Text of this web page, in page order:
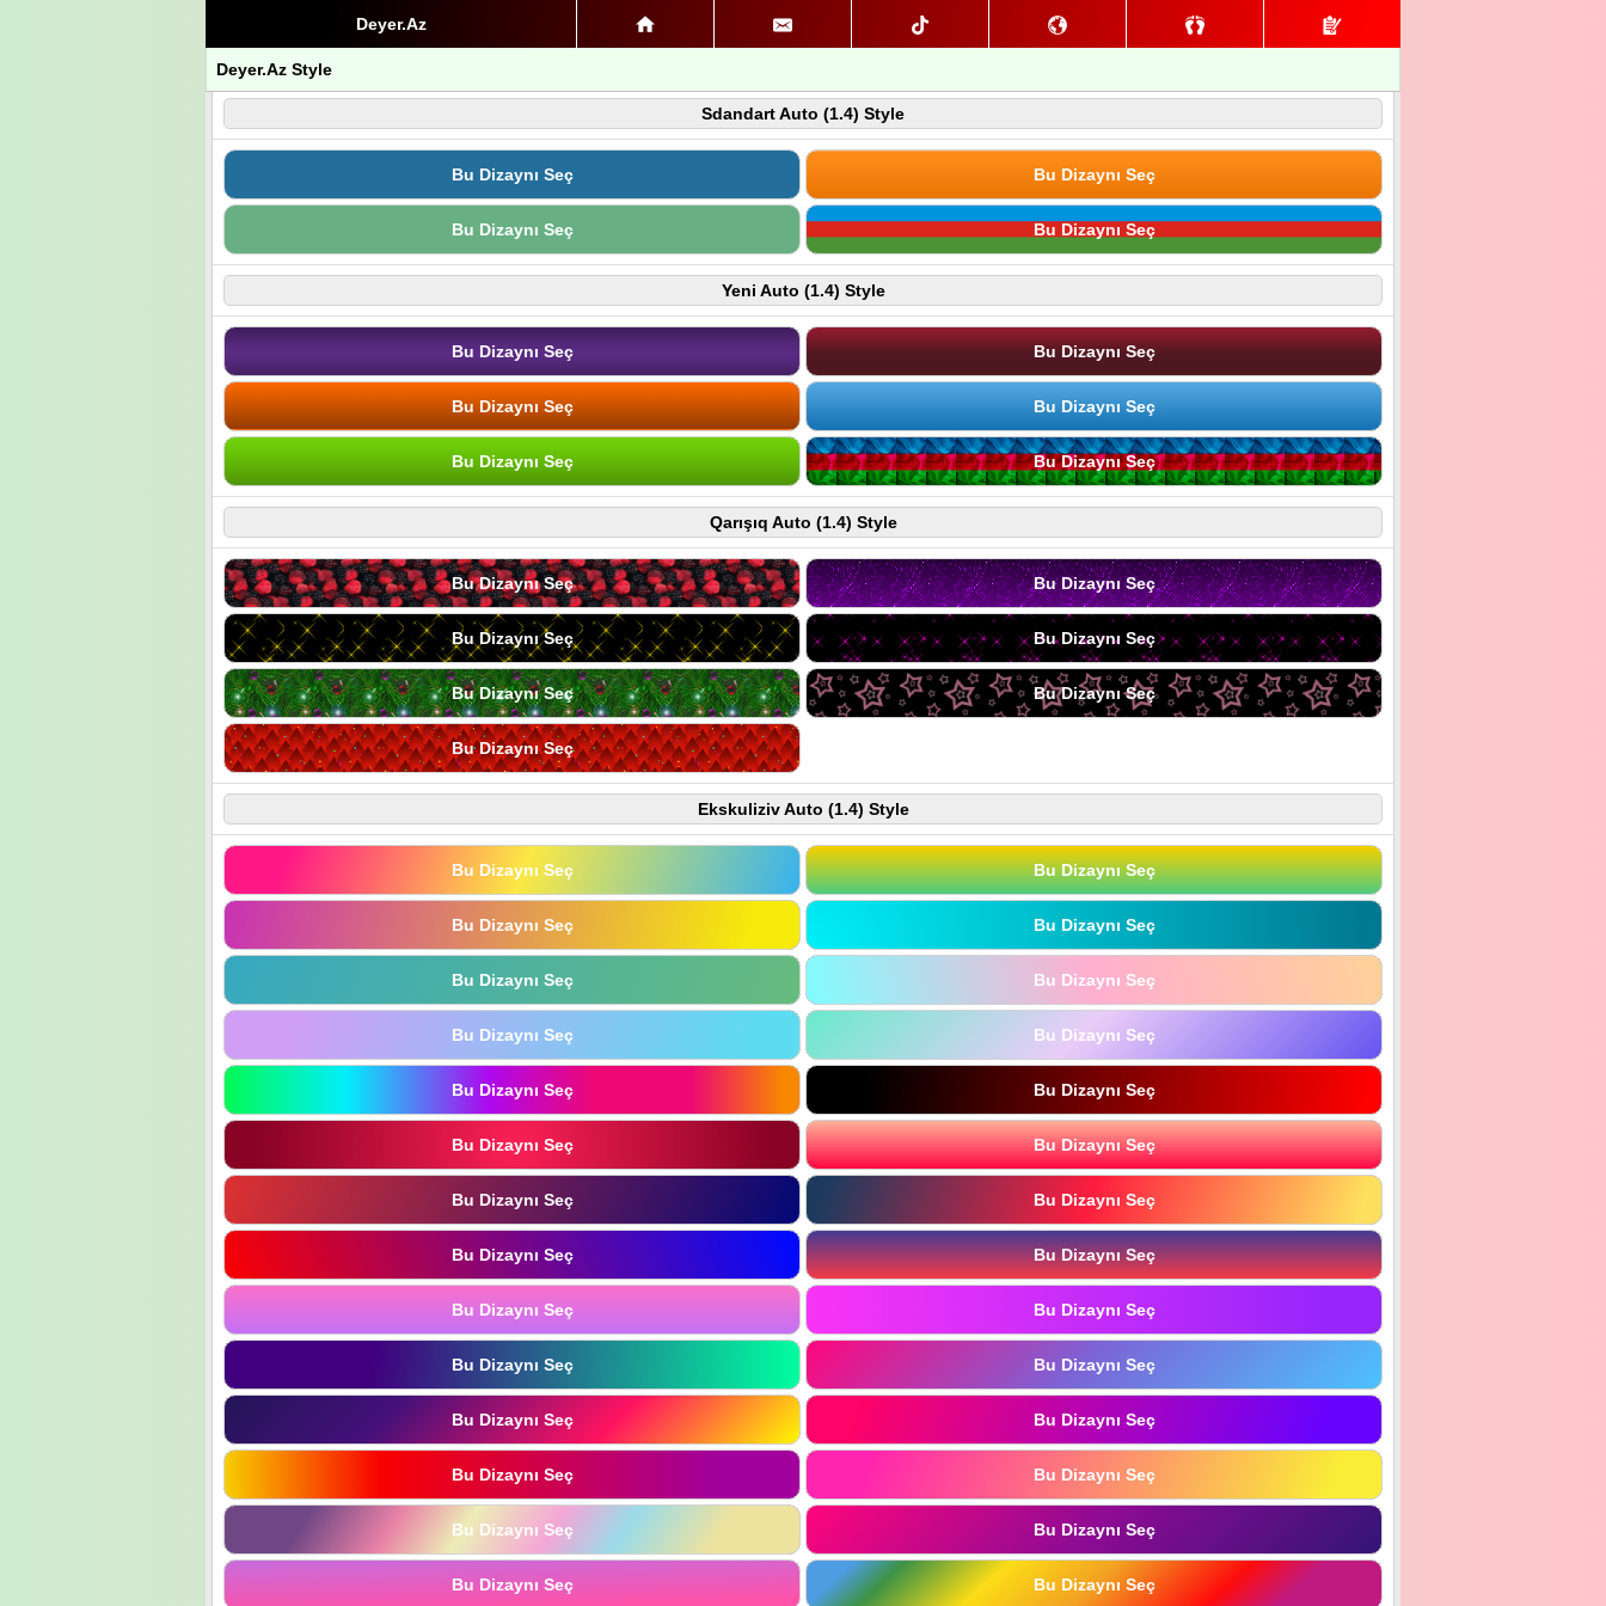
Deyer.Az
Deyer.Az Style
Sdandart Auto (1.4) Style
Bu Dizaynı Seç Bu Dizaynı Seç
Bu Dizaynı Seç Bu Dizaynı Seç
Yeni Auto (1.4) Style
Bu Dizaynı Seç Bu Dizaynı Seç
Bu Dizaynı Seç Bu Dizaynı Seç
Bu Dizaynı Seç Bu Dizaynı Seç
Qarışıq Auto (1.4) Style
Bu Dizaynı Seç Bu Dizaynı Seç
Bu Dizaynı Seç Bu Dizaynı Seç
Bu Dizaynı Seç Bu Dizaynı Seç
Bu Dizaynı Seç
Ekskuliziv Auto (1.4) Style
Bu Dizaynı Seç Bu Dizaynı Seç
Bu Dizaynı Seç Bu Dizaynı Seç
Bu Dizaynı Seç Bu Dizaynı Seç
Bu Dizaynı Seç Bu Dizaynı Seç
Bu Dizaynı Seç Bu Dizaynı Seç
Bu Dizaynı Seç Bu Dizaynı Seç
Bu Dizaynı Seç Bu Dizaynı Seç
Bu Dizaynı Seç Bu Dizaynı Seç
Bu Dizaynı Seç Bu Dizaynı Seç
Bu Dizaynı Seç Bu Dizaynı Seç
Bu Dizaynı Seç Bu Dizaynı Seç
Bu Dizaynı Seç Bu Dizaynı Seç
Bu Dizaynı Seç Bu Dizaynı Seç
Bu Dizaynı Seç Bu Dizaynı Seç